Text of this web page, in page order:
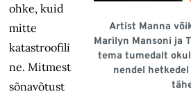
Artist Manna
Marilyn Mansoni ja
tema tumedalt
nendel
ohke, kuid
mitte
katastroofili
ne. Mitmest
sõnavõtust